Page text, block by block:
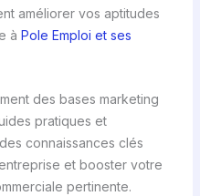
améliorer vos aptitudes
à Pole Emploi et ses
des bases marketing
pratiques et
connaissances clés
et booster votre
pertinente.